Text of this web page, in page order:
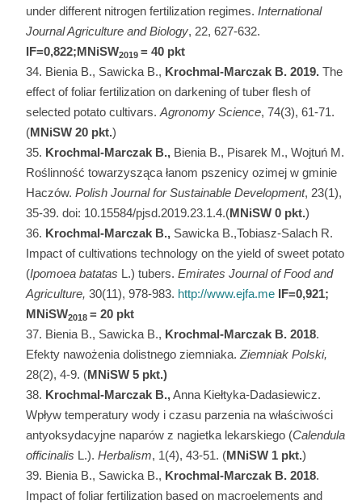
under different nitrogen fertilization regimes. International
Journal Agriculture and Biology, 22, 627-632.
IF=0,822;MNiSW2019 = 40 pkt
Bienia B., Sawicka B., Krochmal-Marczak B. 2019. The
effect of foliar fertilization on darkening of tuber flesh of
selected potato cultivars. Agronomy Science, 74(3), 61-71.
(MNiSW 20 pkt.)
Krochmal-Marczak B., Bienia B., Pisarek M., Wojtuń M.
Roślinność towarzysząca łanom pszenicy ozimej w gminie
Haczów. Polish Journal for Sustainable Development, 23(1),
35-39. doi: 10.15584/pjsd.2019.23.1.4.(MNiSW 0 pkt.)
Krochmal-Marczak B.,Sawicka B.,Tobiasz-Salach R.
Impact of cultivations technology on the yield of sweet potato
(Ipomoea batatas L.) tubers. Emirates Journal of Food and
Agriculture, 30(11), 978-983. http://www.ejfa.me IF=0,921;
MNiSW2018 = 20 pkt
Bienia B., Sawicka B., Krochmal-Marczak B. 2018.
Efekty nawożenia dolistnego ziemniaka. Ziemniak Polski,
28(2), 4-9. (MNiSW 5 pkt.)
Krochmal-Marczak B.,Anna Kiełtyka-Dadasiewicz.
Wpływ temperatury wody i czasu parzenia na właściwości
antyoksydacyjne naparów z nagietka lekarskiego (Calendula
officinalis L.). Herbalism, 1(4), 43-51. (MNiSW 1 pkt.)
Bienia B., Sawicka B., Krochmal-Marczak B. 2018.
Impact of foliar fertilization based on macroelements and